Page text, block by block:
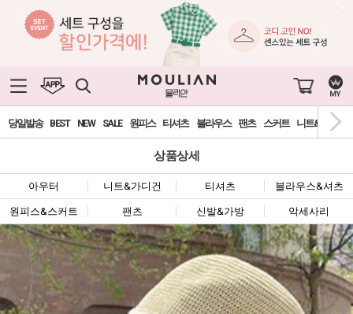
당일발송 BEST NEW SALE 원피스 티셔츠 블라우스 팬츠 스커트 니트&가디건
상품상세
아우터 니트&가디건 티셔츠 블라우스&셔츠
원피스&스커트 팬츠 신발&가방 악세사리